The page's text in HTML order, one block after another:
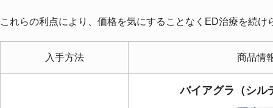
これらの利点により、価格を気にすることなくED治療を続
入手方法 商品情
バイアグラ（シル